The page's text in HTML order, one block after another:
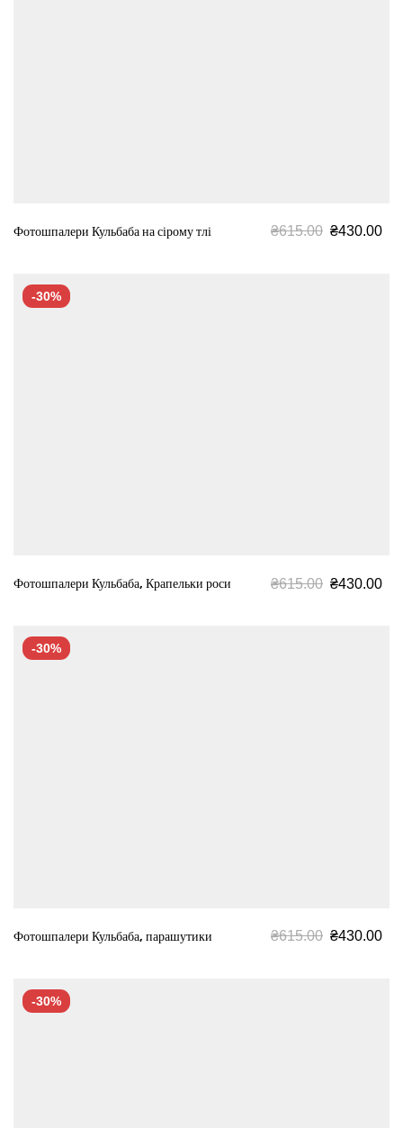
Фотошпалери Кульбаба на сірому тлі ₴615.00 ₴430.00
-30%
Фотошпалери Кульбаба, Крапельки роси ₴615.00 ₴430.00
-30%
Фотошпалери Кульбаба, парашутики ₴615.00 ₴430.00
-30%